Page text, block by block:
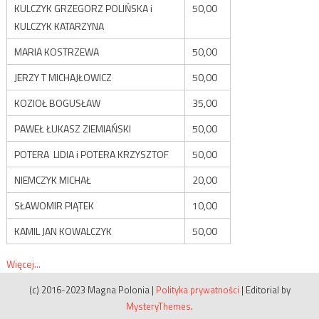
KULCZYK GRZEGORZ POLIŃSKA i
KULCZYK KATARZYNA
50,00
MARIA KOSTRZEWA
50,00
JERZY T MICHAJŁOWICZ
50,00
KOZIOŁ BOGUSŁAW
35,00
PAWEŁ ŁUKASZ ZIEMIAŃSKI
50,00
POTERA LIDIA i POTERA KRZYSZTOF
50,00
NIEMCZYK MICHAŁ
20,00
SŁAWOMIR PIĄTEK
10,00
KAMIL JAN KOWALCZYK
50,00
Więcej...
(c) 2016-2023 Magna Polonia | Polityka prywatności | Editorial by
MysteryThemes.